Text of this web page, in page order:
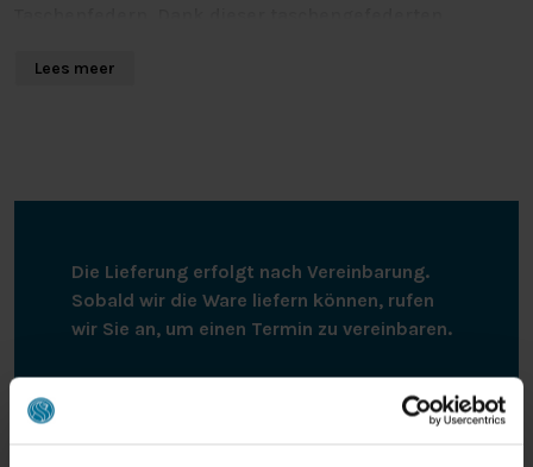
anfällig für Beschwerden, wenn du auf der falschen
DIE MATRATZEN
Halt und maximalen Komfort beim Schlafen bietet,
denkst du an die Taschenfederkernmatratze des
Lees meer
Die Lieferung erfolgt nach Vereinbarung.
Sobald wir die Ware liefern können, rufen
wir Sie an, um einen Termin zu vereinbaren.
fein säuberlich bei Ihnen zu Hause im